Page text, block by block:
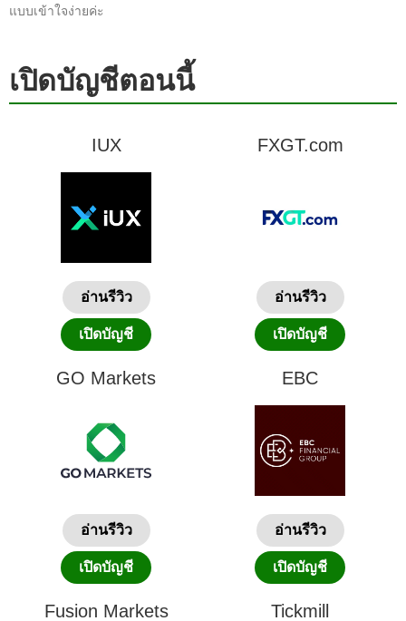
แบบเข้าใจง่ายค่ะ
เปิดบัญชีตอนนี้
IUX
อ่านรีวิว
เปิดบัญชี
FXGT.com
อ่านรีวิว
เปิดบัญชี
GO Markets
อ่านรีวิว
เปิดบัญชี
EBC
อ่านรีวิว
เปิดบัญชี
Fusion Markets Tickmill